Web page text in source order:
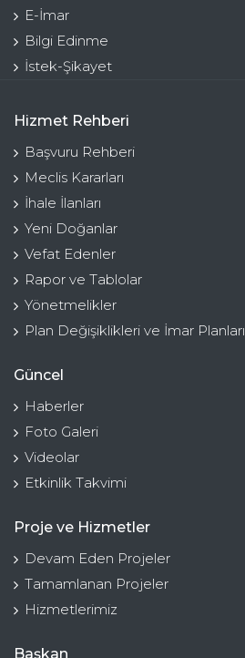
E-İmar
Bilgi Edinme
İstek-Şikayet
Hizmet Rehberi
Başvuru Rehberi
Meclis Kararları
İhale İlanları
Yeni Doğanlar
Vefat Edenler
Rapor ve Tablolar
Yönetmelikler
Plan Değişiklikleri ve İmar Planları
Güncel
Haberler
Foto Galeri
Videolar
Etkinlik Takvimi
Proje ve Hizmetler
Devam Eden Projeler
Tamamlanan Projeler
Hizmetlerimiz
Başkan